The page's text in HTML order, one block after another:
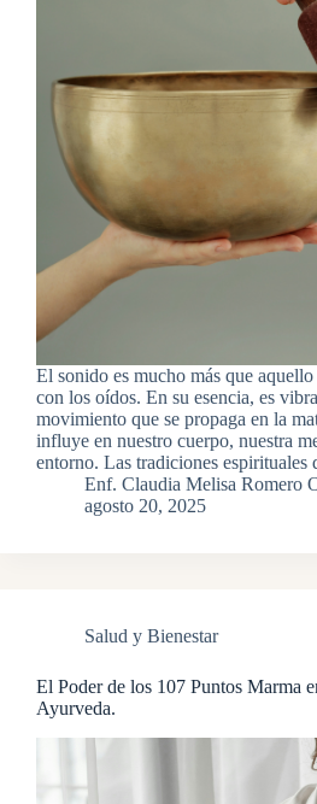
El sonido es mucho más que
con los oídos. En su esencia, es
movimiento que se propaga en la
influye en nuestro cuerpo, nuestra
entorno. Las tradiciones
Enf. Claudia Melisa Romero
agosto 20, 2025
Salud y Bienestar
El Poder de los 107 Puntos Marma
Ayurveda.